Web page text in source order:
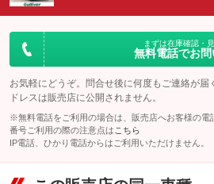
まずは在庫確認・
無料電話でお
お気軽にどうぞ。問合せ後に何度もご連絡が届
ドレスは販売店に公開されません。
※無料電話をご利用の場合は、販売店へお客様の電
番号ご利用の際の注意点は こちら
IP電話、ひかり電話からはご利用いただけません。